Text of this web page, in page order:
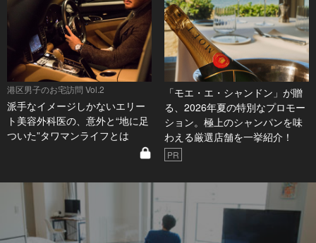
港区男子のお宅訪問 Vol.2
派手なイメージしかないエリー
ト美容外科医の、意外と“地に足
ついた”タワマンライフとは
「モエ・エ・シャンドン」が贈
る、2026年夏の特別なプロモー
ション。極上のシャンパンを味
わえる厳選店舗を一挙紹介！
PR